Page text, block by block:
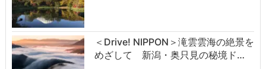
＜Drive! NIPPON＞滝雲雲海の絶景を
めざして 新潟・奥只見の秘境ド…